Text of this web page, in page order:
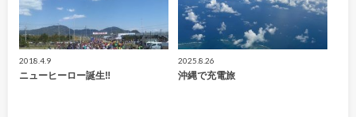
2018.4.9
ニューヒーロー誕生‼
2025.8.26
沖縄で充電旅